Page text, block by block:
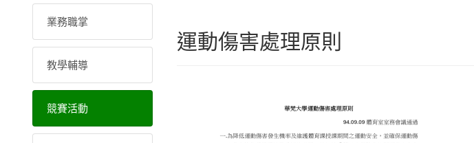
業務職掌
教學輔導
競賽活動
運動傷害處理原則